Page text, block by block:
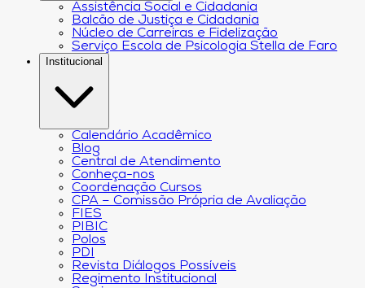
Assistência Social e Cidadania
Balcão de Justiça e Cidadania
Núcleo de Carreiras e Fidelização
Serviço Escola de Psicologia Stella de Faro
Institucional
Calendário Acadêmico
Blog
Central de Atendimento
Conheça-nos
Coordenação Cursos
CPA – Comissão Própria de Avaliação
FIES
PIBIC
Polos
PDI
Revista Diálogos Possíveis
Regimento Institucional